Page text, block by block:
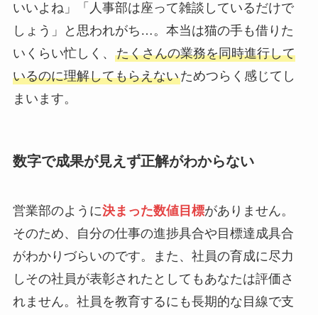
いいよね」「人事部は座って雑談しているだけで
しょう」と思われがち…。本当は猫の手も借りた
いくらい忙しく、 たくさんの業務を同時進行して
いるのに理解してもらえないためつらく感じてし
まいます。
数字で成果が見えず正解がわからない
営業部のように決まった数値目標がありません。
そのため、自分の仕事の進捗具合や目標達成具合
がわかりづらいのです。また、社員の育成に尽力
しその社員が表彰されたとしてもあなたは評価さ
れません。社員を教育するにも長期的な目線で支